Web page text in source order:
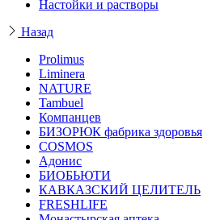
Настойки и растворы
Назад
Prolimus
Liminera
NATURE
Tambuel
Компанцев
БИЗОРЮК фабрика здоровья
COSMOS
Адонис
БИОБЬЮТИ
КАВКАЗСКИЙ ЦЕЛИТЕЛЬ
FRESHLIFE